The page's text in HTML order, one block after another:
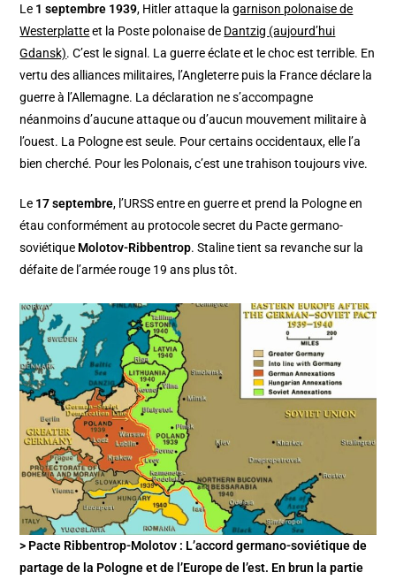
Le 1 septembre 1939, Hitler attaque lagarnison polonaise de
Westerplatteet la Poste polonaise de Dantzig (aujourd’hui
Gdansk). C’est le signal. La guerre éclate et le choc est terrible. En
vertu des alliances militaires, l’Angleterre puis la France déclare la
guerre à l’Allemagne. La déclaration ne s’accompagne
néanmoins d’aucune attaque ou d’aucun mouvement militaire à
l’ouest. La Pologne est seule. Pour certains occidentaux, elle l’a
bien cherché. Pour les Polonais, c’est une trahison toujours vive.
Le 17 septembre, l’URSS entre en guerre et prend la Pologne en
étau conformément au protocole secret du Pacte germano-
soviétique Molotov-Ribbentrop. Staline tient sa revanche sur la
défaite de l’armée rouge 19 ans plus tôt.
> Pacte Ribbentrop-Molotov : L’accord germano-soviétique de
partage de la Pologne et de l’Europe de l’est. En brun la partie